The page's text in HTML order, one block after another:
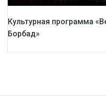
Культурная программа
Борбад»